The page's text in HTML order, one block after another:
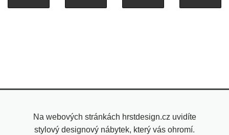
Na webových stránkách hrstdesign.cz uvidíte
stylový designový nábytek, který vás ohromí.